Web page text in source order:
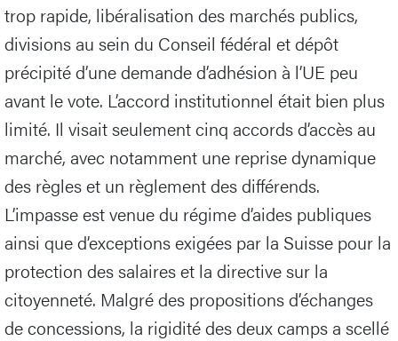
trop rapide, libéralisation des marchés publics,
divisions au sein du Conseil fédéral et dépôt
précipité d’une demande d’adhésion à l’UE peu
avant le vote. L’accord institutionnel était bien plus
limité. Il visait seulement cinq accords d’accès au
marché, avec notamment une reprise dynamique
des règles et un règlement des différends.
L’impasse est venue du régime d’aides publiques
ainsi que d’exceptions exigées par la Suisse pour la
protection des salaires et la directive sur la
citoyenneté. Malgré des propositions d’échanges
de concessions, la rigidité des deux camps a scellé